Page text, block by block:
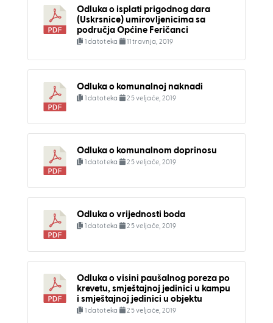
Odluka o isplati prigodnog dara
(Uskrsnice) umirovljenicima sa
područja Općine Feričanci
1 datoteka 11 travnja, 2019
Odluka o komunalnoj naknadi
1 datoteka 25 veljače, 2019
Odluka o komunalnom doprinosu
1 datoteka 25 veljače, 2019
Odluka o vrijednosti boda
1 datoteka 25 veljače, 2019
Odluka o visini paušalnog poreza po
krevetu, smještajnoj jedinici u kampu
i smještajnoj jedinici u objektu
1 datoteka 25 veljače, 2019